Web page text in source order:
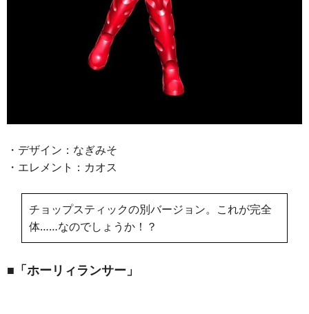
・デザイン：なぎみそ
・エレメント：カオス
チョップスティックの別バージョン。これが完全
体……なのでしょうか！？
■「ホーリィランサー」